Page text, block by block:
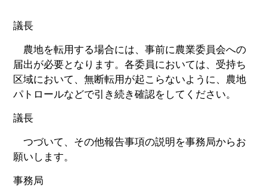
議長
農地を転用する場合には、事前に農業委員会への
届出が必要となります。各委員においては、受持ち
区域において、無断転用が起こらないように、農地
パトロールなどで引き続き確認をしてください。
議長
つづいて、その他報告事項の説明を事務局からお
願いします。
事務局